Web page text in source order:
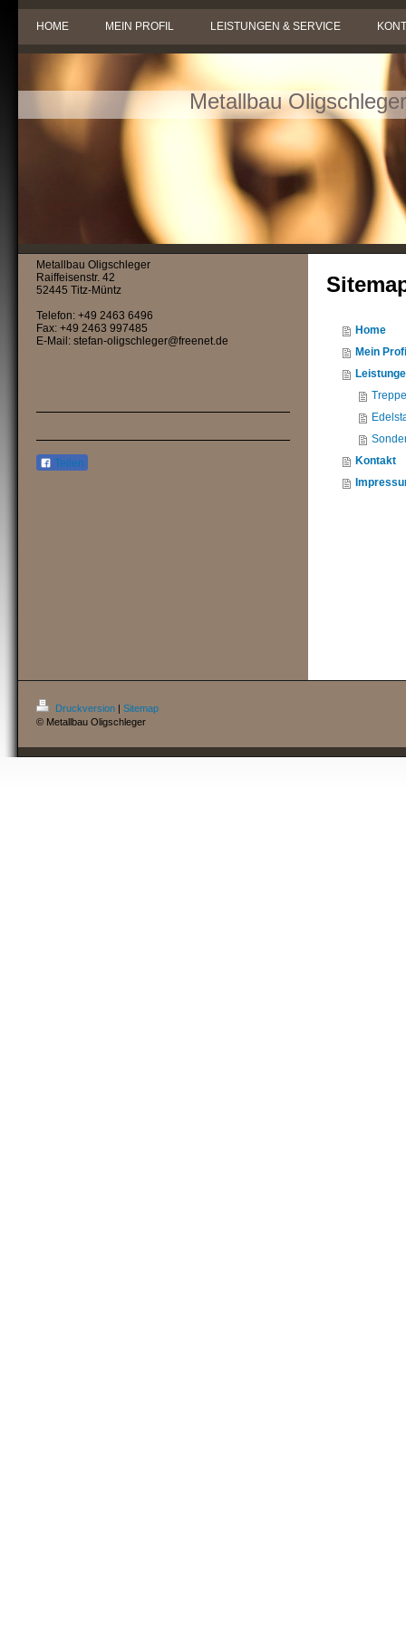
HOME MEIN PROFIL LEISTUNGEN & SERVICE
Metallbau
Metallbau Oligschleger
Raiffeisenstr. 42
52445 Titz-Müntz
Telefon: +49 2463 6496
Fax: +49 2463 997485
E-Mail: stefan-oligschleger@freenet.de
Teilen
Home
Mein
Kontakt
Druckversion | Sitemap
© Metallbau Oligschleger